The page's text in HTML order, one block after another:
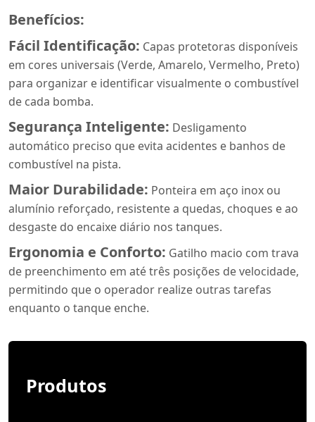
Produtos
Benefícios:
Fácil Identificação: Capas protetoras disponíveis
em cores universais (Verde, Amarelo, Vermelho, Preto)
para organizar e identificar visualmente o combustível
de cada bomba.
Segurança Inteligente: Desligamento
automático preciso que evita acidentes e banhos de
combustível na pista.
Maior Durabilidade: Ponteira em aço inox ou
alumínio reforçado, resistente a quedas, choques e ao
desgaste do encaixe diário nos tanques.
Ergonomia e Conforto: Gatilho macio com trava
de preenchimento em até três posições de velocidade,
permitindo que o operador realize outras tarefas
enquanto o tanque enche.